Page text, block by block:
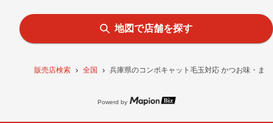
販売店検索 全国 兵庫県のコンボキャット毛玉対応 かつお味・ま
地図で店舗を探す
Powerd by